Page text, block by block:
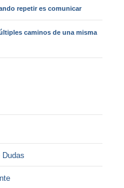
repetir es comunicar
caminos de una misma
Dudas